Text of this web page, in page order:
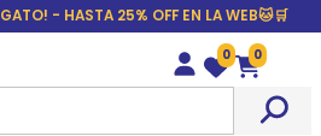
- HASTA 25% OFF EN LA WEB🐱🛒
Wishlist
0
Carrito
0